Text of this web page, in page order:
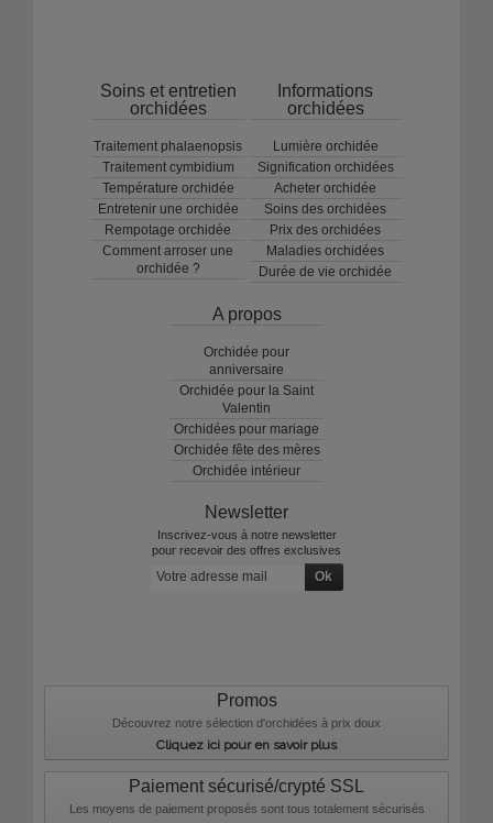
Soins et entretien
orchidées
Traitement phalaenopsis
Traitement cymbidium
Température orchidée
Entretenir une orchidée
Rempotage orchidée
Comment arroser une
orchidée ?
Informations
orchidées
Lumière orchidée
Signification orchidées
Acheter orchidée
Soins des orchidées
Prix des orchidées
Maladies orchidées
Durée de vie orchidée
A propos
Orchidée pour
anniversaire
Orchidée pour la Saint
Valentin
Orchidées pour mariage
Orchidée fête des mères
Orchidée intérieur
Newsletter
Inscrivez-vous à notre newsletter
pour recevoir des offres exclusives
Promos
Découvrez notre sélection d'orchidées à prix doux
Cliquez ici pour en savoir plus
Paiement sécurisé/crypté SSL
Les moyens de paiement proposés sont tous totalement sécurisés